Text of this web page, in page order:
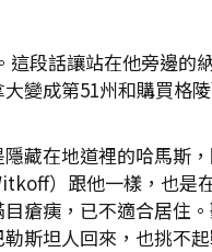
段話讓站在他旁邊的
變成第51州和購買格
藏在地道裡的哈馬斯
）跟他一樣，也是
瘡痍，已不適合居住
斯坦人回來，也挑不起